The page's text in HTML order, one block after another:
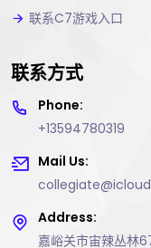
联系C7游戏入口
联系方式
Phone:
+13594780319
Mail Us:
Address:
嘉峪关市宙辣丛林